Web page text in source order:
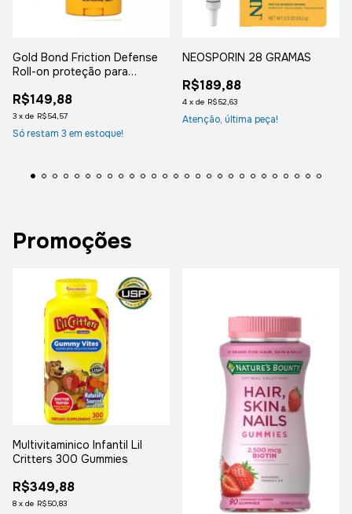
Gold Bond Friction Defense
Roll-on proteção para
49g
R$149,88
3 x de R$54,57
Só restam 3 em estoque!
NEOSPORIN 28 GRAMAS
R$189,88
4 x de R$52,63
Atenção, última peça!
Promoções
Multivitaminico Infantil Lil
Critters 300 Gummies
R$349,88
8 x de R$50,83